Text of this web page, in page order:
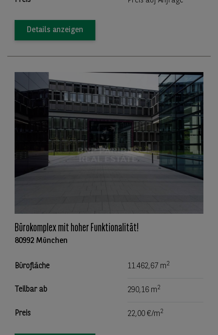
Details anzeigen
Bürokomplex mit hoher Funktionalität!
80992 München
Bürofläche 11.462,67 m2
Teilbar ab 290,16 m2
Preis 22,00 €/m2